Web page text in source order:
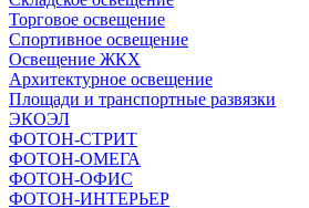
Торговое освещение
Спортивное освещение
Освещение ЖКХ
Архитектурное освещение
Площади и транспортные развязки
ЭКОЭЛ
ФОТОН-СТРИТ
ФОТОН-ОМЕГА
ФОТОН-ОФИС
ФОТОН-ИНТЕРЬЕР